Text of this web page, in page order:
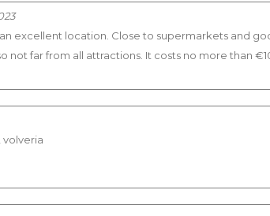
excellent location. Close to supermarkets and
not far from all attractions. It costs no more than
volveria